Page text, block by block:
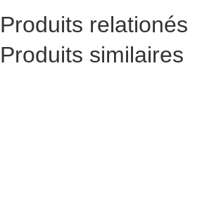
Produits relationés
Produits similaires